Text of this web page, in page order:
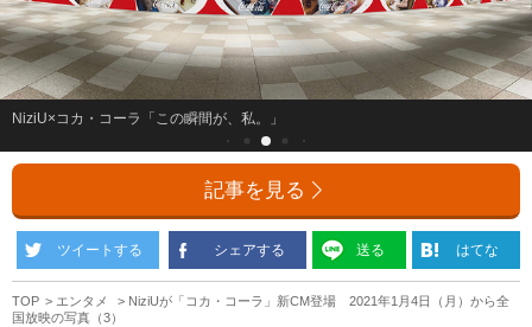
NiziU×コカ・コーラ「この瞬間が、私。」
記事を見る
ツイートする シェアする 送る はてな
TOP エンタメ
NiziUが「コカ・コーラ」新CM登場 2021年1月4日（月）から全
国放映の写真（3）